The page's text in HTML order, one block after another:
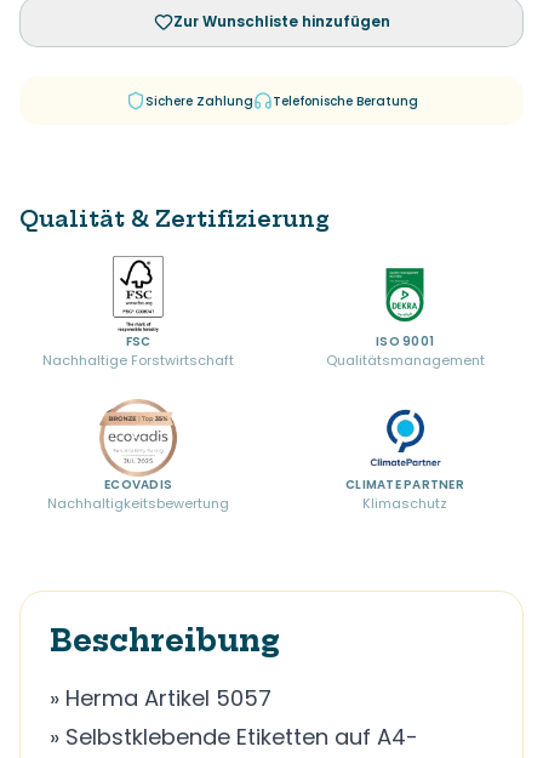
Zur Wunschliste hinzufügen
Sichere Zahlung Telefonische Beratung
Qualität & Zertifizierung
FSC
Nachhaltige Forstwirtschaft
ISO 9001
Qualitätsmanagement
ECOVADIS
Nachhaltigkeitsbewertung
CLIMATE PARTNER
Klimaschutz
Beschreibung
» Herma Artikel 5057
» Selbstklebende Etiketten auf A4-